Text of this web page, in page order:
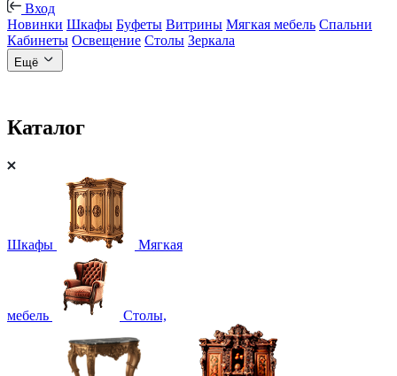
Вход
Новинки Шкафы Буфеты Витрины Мягкая мебель Спальни
Кабинеты Освещение Столы Зеркала
Ещё
Каталог
Шкафы Мягкая
мебель Столы,